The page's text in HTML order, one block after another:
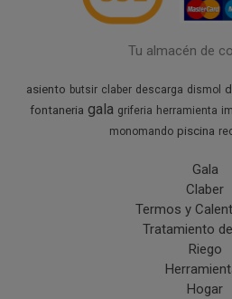
Tu almacén de
asiento butsir claber descarga dismol
fontaneria gala griferia herramienta
monomando piscina
Gala
Claber
Termos y
Tratamiento
Riego
Hogar